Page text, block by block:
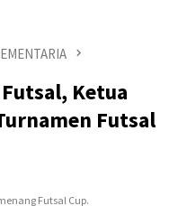
Ketua
Futsal
Futsal Cup.